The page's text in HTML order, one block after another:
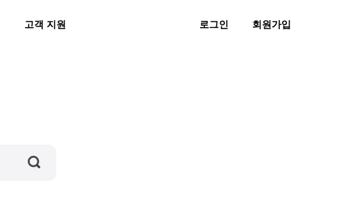
고객 지원 로그인 회원가입